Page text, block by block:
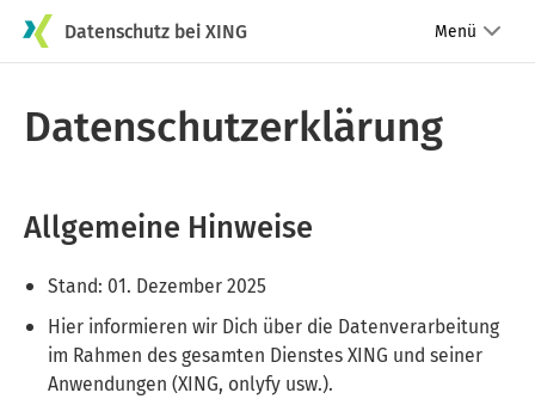
Datenschutz bei XING Menü
Datenschutzerklärung
Allgemeine Hinweise
Stand: 01. Dezember 2025
Hier informieren wir Dich über die Datenverarbeitung
im Rahmen des gesamten Dienstes XING und seiner
Anwendungen (XING, onlyfy usw.).